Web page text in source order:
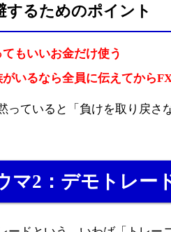
するためのポイント
てもいいお金だけ使う
がいるなら全員に伝えてから
っていると「負けを取り戻さ
マ2：デモトレー